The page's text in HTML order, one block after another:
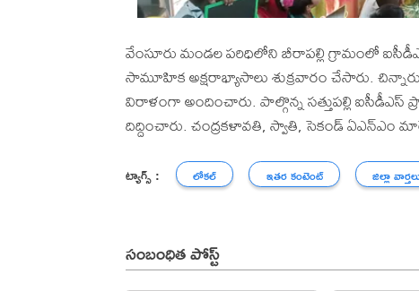
వేంసూరు మండల పరిధిలోని బీరాపల్లి గ్రామంలో
సామూహిక అక్షరాభ్యాసాలు శుక్రవారం చేసారు.
విరాళంగా అందించారు. పాల్గొన్న సత్తుపల్లి ఐసీడీఎస్
దిద్దించారు. చంద్రకళావతి, స్వాతి, సెకండ్ ఏఎన్ఎం
ట్యాగ్స్ : లోకల్ ఇతర కంటెంట్ జిల్లా
సంబంధిత పోస్ట్